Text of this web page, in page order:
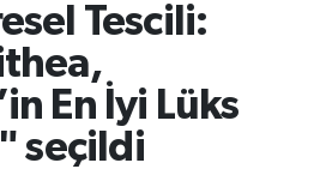
Tescili:
En İyi Lüks
seçildi